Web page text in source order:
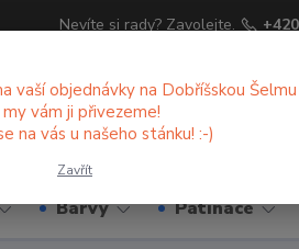
Nevíte si rady? Zavolejte.
Barvy Patinace
vaší objednávky na Dobříšskou
my vám ji přivezeme!
na vás u našeho stánku! :-)
Zavřít